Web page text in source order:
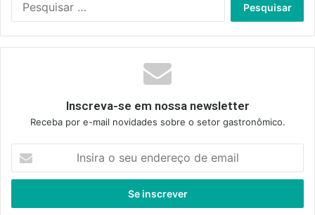
Inscreva-se em nossa newsletter
Receba por e-mail novidades sobre o setor gastronômico.
seu
de